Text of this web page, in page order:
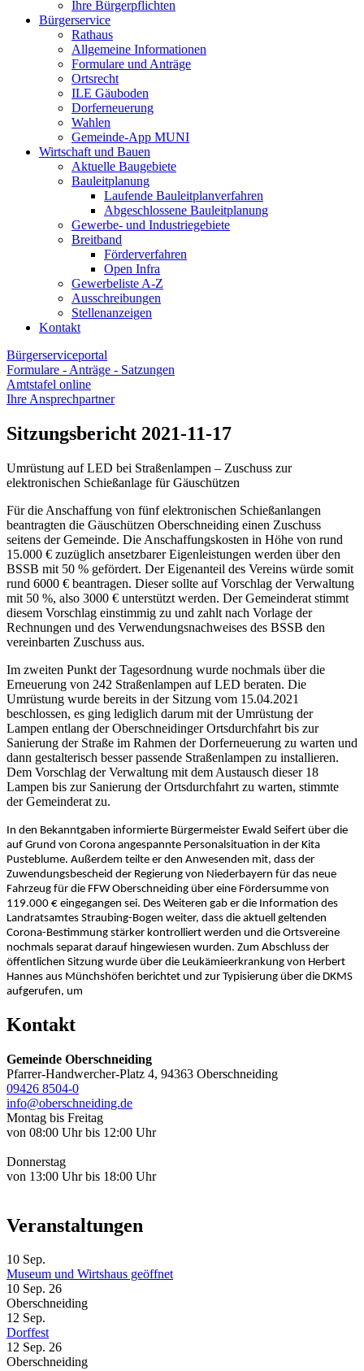
Ihre Bürgerpflichten
Bürgerservice
Rathaus
Allgemeine Informationen
Formulare und Anträge
Ortsrecht
ILE Gäuboden
Dorferneuerung
Wahlen
Gemeinde-App MUNI
Wirtschaft und Bauen
Aktuelle Baugebiete
Bauleitplanung
Laufende Bauleitplanverfahren
Abgeschlossene Bauleitplanung
Gewerbe- und Industriegebiete
Breitband
Förderverfahren
Open Infra
Gewerbeliste A-Z
Ausschreibungen
Stellenanzeigen
Kontakt
Bürgerserviceportal
Formulare - Anträge - Satzungen
Amtstafel online
Ihre Ansprechpartner
Sitzungsbericht 2021-11-17
Umrüstung auf LED bei Straßenlampen – Zuschuss zur
elektronischen Schießanlage für Gäuschützen
Für die Anschaffung von fünf elektronischen Schießanlangen
beantragten die Gäuschützen Oberschneiding einen Zuschuss
seitens der Gemeinde. Die Anschaffungskosten in Höhe von rund
15.000 € zuzüglich ansetzbarer Eigenleistungen werden über den
BSSB mit 50 % gefördert. Der Eigenanteil des Vereins würde somit
rund 6000 € beantragen. Dieser sollte auf Vorschlag der Verwaltung
mit 50 %, also 3000 € unterstützt werden. Der Gemeinderat stimmt
diesem Vorschlag einstimmig zu und zahlt nach Vorlage der
Rechnungen und des Verwendungsnachweises des BSSB den
vereinbarten Zuschuss aus.
Im zweiten Punkt der Tagesordnung wurde nochmals über die
Erneuerung von 242 Straßenlampen auf LED beraten. Die
Umrüstung wurde bereits in der Sitzung vom 15.04.2021
beschlossen, es ging lediglich darum mit der Umrüstung der
Lampen entlang der Oberschneidinger Ortsdurchfahrt bis zur
Sanierung der Straße im Rahmen der Dorferneuerung zu warten und
dann gestalterisch besser passende Straßenlampen zu installieren.
Dem Vorschlag der Verwaltung mit dem Austausch dieser 18
Lampen bis zur Sanierung der Ortsdurchfahrt zu warten, stimmte
der Gemeinderat zu.
In den Bekanntgaben informierte Bürgermeister Ewald Seifert über die
auf Grund von Corona angespannte Personalsituation in der Kita
Pusteblume. Außerdem teilte er den Anwesenden mit, dass der
Zuwendungsbescheid der Regierung von Niederbayern für das neue
Fahrzeug für die FFW Oberschneiding über eine Fördersumme von
119.000 € eingegangen sei. Des Weiteren gab er die Information des
Landratsamtes Straubing-Bogen weiter, dass die aktuell geltenden
Corona-Bestimmung stärker kontrolliert werden und die Ortsvereine
nochmals separat darauf hingewiesen wurden. Zum Abschluss der
öffentlichen Sitzung wurde über die Leukämieerkrankung von Herbert
Hannes aus Münchshöfen berichtet und zur Typisierung über die DKMS
aufgerufen, um
Kontakt
Gemeinde Oberschneiding
Pfarrer-Handwercher-Platz 4, 94363 Oberschneiding
09426 8504-0
info@oberschneiding.de
Montag bis Freitag
von 08:00 Uhr bis 12:00 Uhr
Donnerstag
von 13:00 Uhr bis 18:00 Uhr
Veranstaltungen
10 Sep.
Museum und Wirtshaus geöffnet
10 Sep. 26
Oberschneiding
12 Sep.
Dorffest
12 Sep. 26
Oberschneiding